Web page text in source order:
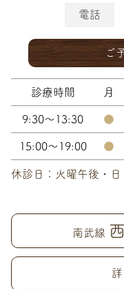
電話
ご
診療時間 月
9:30～13:30 ●
15:00～19:00 ●
休診日：火曜午後・日
南武線